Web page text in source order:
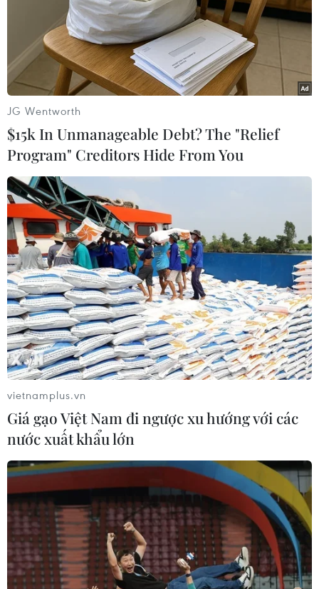
Anh: Đâm dao ở thị trấn Southport khiến
ít nhất 8 người bị thương
29/07/2024 14:17
Theo cảnh sát hạt Merseyside, sau khi tiếp nhận cuộc
gọi thông báo về vụ việc xảy ra trên đường Hart, cảnh
sát có vũ trang đã tới hiện trường, bắt giữ một người
đàn ông và thu giữ một con dao.
Anh: Thủ tướng Starmer thị sát hiện
trường vụ tấn công bằng dao
30/07/2024 23:19
Thủ tướng Anh Keir Starmer đã thị sát hiện trường vụ tấn
công bằng dao một ngày trước đó tại Southport, phía
JG Wentworth
$15k In Unmanageable Debt? The "Relief
Program" Creditors Hide From You
vietnamplus.vn
Giá gạo Việt Nam đi ngược xu hướng với các
nước xuất khẩu lớn